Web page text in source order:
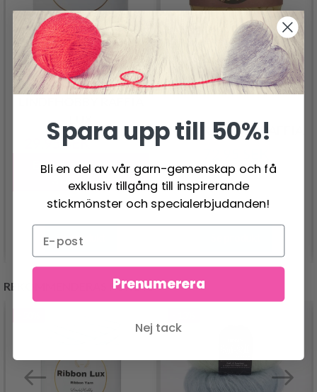
29.95 SEK
Erbjudandet upphör
31/08/2026
Se produkt
NATURAL CLUB RAFFIA
REKOMMENDERAS FÖR DIG
Spara upp till 50%!
Bli en del av vår garn-gemenskap och få
exklusiv tillgång till inspirerande
stickmönster och specialerbjudanden!
Prenumerera
Nej tack